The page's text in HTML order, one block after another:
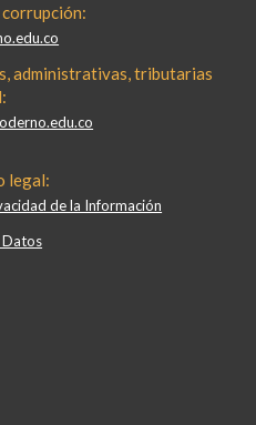
administrativas, tributarias
legal:
de la Información
Datos